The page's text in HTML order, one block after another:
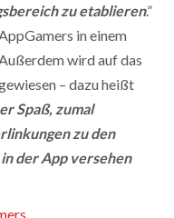
zu etablieren.”
in einem
wird auf das
– dazu heißt
Spaß, zumal
zu den
der App versehen